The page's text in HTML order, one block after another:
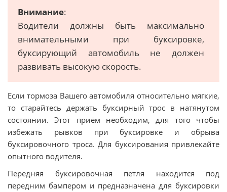
Внимание:
Водители должны быть максимально
внимательными при буксировке,
буксирующий автомобиль не должен
развивать высокую скорость.
Если тормоза Вашего автомобиля относительно мягкие,
то старайтесь держать буксирный трос в натянутом
состоянии. Этот приём необходим, для того чтобы
избежать рывков при буксировке и обрыва
буксировочного троса. Для буксирования привлекайте
опытного водителя.
Передняя буксировочная петля находится под
передним бампером и предназначена для буксировки